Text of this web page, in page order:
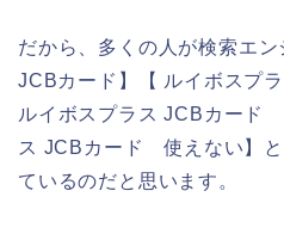
だから、多くの人が検索エ
JCBカード】【 ルイボスプ
ルイボスプラス JCBカード
ス JCBカード 使えない】
ているのだと思います。